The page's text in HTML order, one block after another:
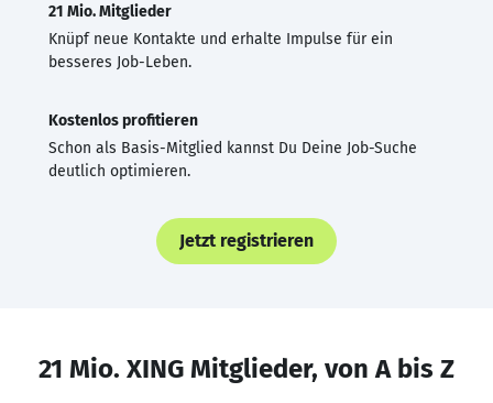
21 Mio. Mitglieder
Knüpf neue Kontakte und erhalte Impulse für ein
besseres Job-Leben.
Kostenlos profitieren
Schon als Basis-Mitglied kannst Du Deine Job-Suche
deutlich optimieren.
Jetzt registrieren
21 Mio. XING Mitglieder, von A bis Z